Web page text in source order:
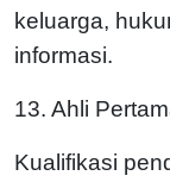
keluarga,
informasi.
13. Ahli
Kualifikasi